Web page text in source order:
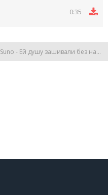
0:35
Suno - Ей душу зашивали без наркоза